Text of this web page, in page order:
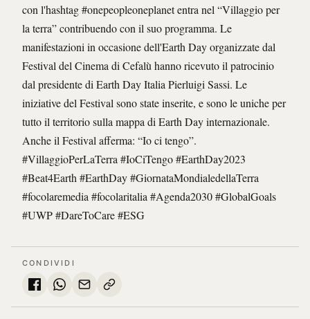
con l'hashtag #onepeopleoneplanet entra nel “Villaggio per
la terra” contribuendo con il suo programma. Le
manifestazioni in occasione dell'Earth Day organizzate dal
Festival del Cinema di Cefalù hanno ricevuto il patrocinio
dal presidente di Earth Day Italia Pierluigi Sassi. Le
iniziative del Festival sono state inserite, e sono le uniche per
tutto il territorio sulla mappa di Earth Day internazionale.
Anche il Festival afferma: “Io ci tengo”.
#VillaggioPerLaTerra #IoCiTengo #EarthDay2023
#Beat4Earth #EarthDay #GiornataMondialedellaTerra
#focolaremedia #focolaritalia #Agenda2030 #GlobalGoals
#UWP #DareToCare #ESG
CONDIVIDI